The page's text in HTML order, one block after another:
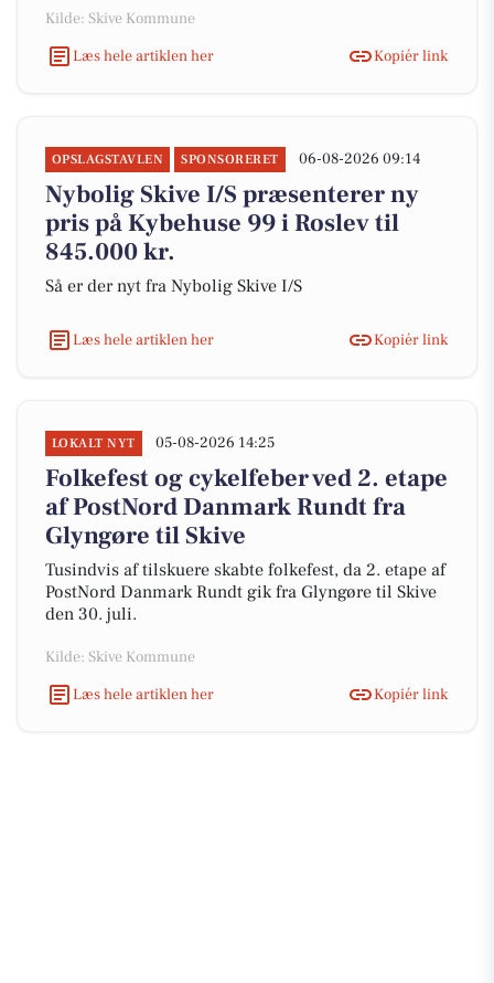
Kilde: Skive Kommune
Læs hele artiklen her
Kopiér link
OPSLAGSTAVLEN SPONSORERET 06-08-2026 09:14
Nybolig Skive I/S præsenterer ny
pris på Kybehuse 99 i Roslev til
845.000 kr.
Så er der nyt fra Nybolig Skive I/S
Læs hele artiklen her Kopiér link
LOKALT NYT 05-08-2026 14:25
Folkefest og cykelfeber ved 2. etape
af PostNord Danmark Rundt fra
Glyngøre til Skive
Tusindvis af tilskuere skabte folkefest, da 2. etape af
PostNord Danmark Rundt gik fra Glyngøre til Skive
den 30. juli.
Kilde: Skive Kommune
Læs hele artiklen her
Kopiér link